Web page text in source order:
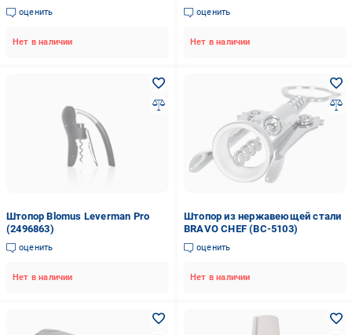
оценить
Нет в наличии
оценить
Нет в наличии
Штопор Blomus Leverman Pro
(2496863)
оценить
Нет в наличии
Штопор из нержавеющей стали
BRAVO CHEF (BC-5103)
оценить
Нет в наличии